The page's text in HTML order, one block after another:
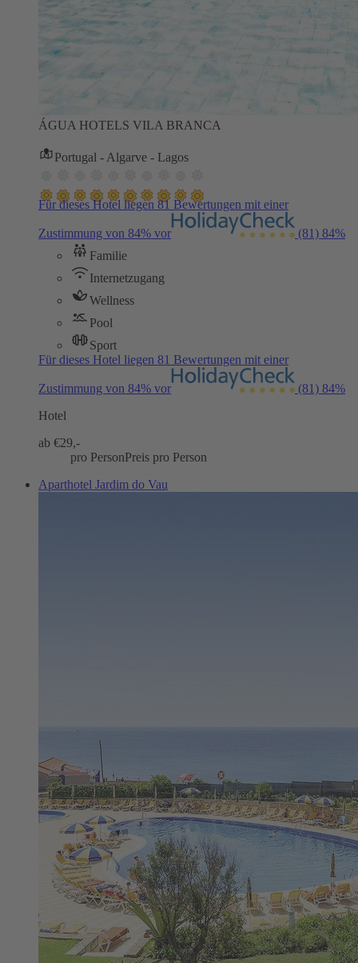
ÁGUA HOTELS VILA BRANCA
Portugal - Algarve - Lagos
Für dieses Hotel liegen 81 Bewertungen mit einer
Zustimmung von 84% vor (81) 84%
Familie
Internetzugang
Wellness
Pool
Sport
Für dieses Hotel liegen 81 Bewertungen mit einer
Zustimmung von 84% vor (81) 84%
Hotel
ab €29,-
pro PersonPreis pro Person
Aparthotel Jardim do Vau